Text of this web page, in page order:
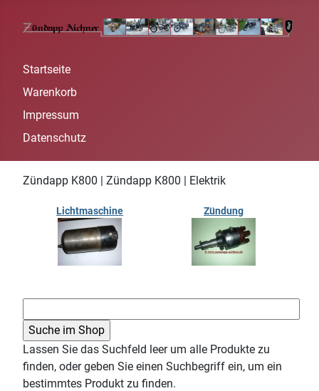
Startseite
Warenkorb
Impressum
Datenschutz
Zündapp K800 | Zündapp K800 | Elektrik
Lichtmaschine Zündung
Lassen Sie das Suchfeld leer um alle Produkte zu
finden, oder geben Sie einen Suchbegriff ein, um ein
bestimmtes Produkt zu finden.